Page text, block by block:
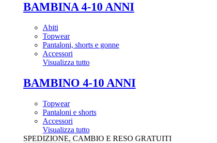
BAMBINA 4-10 ANNI
Abiti
Topwear
Pantaloni, shorts e gonne
Accessori
Visualizza tutto
BAMBINO 4-10 ANNI
Topwear
Pantaloni e shorts
Accessori
Visualizza tutto
SPEDIZIONE, CAMBIO E RESO GRATUITI